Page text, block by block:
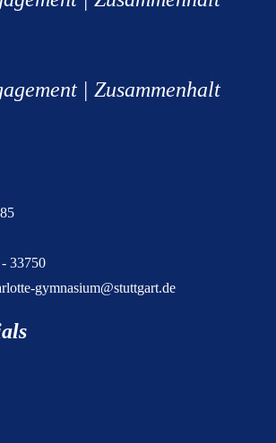
| Zusammenhalt
33750
gymnasium@stuttgart.de